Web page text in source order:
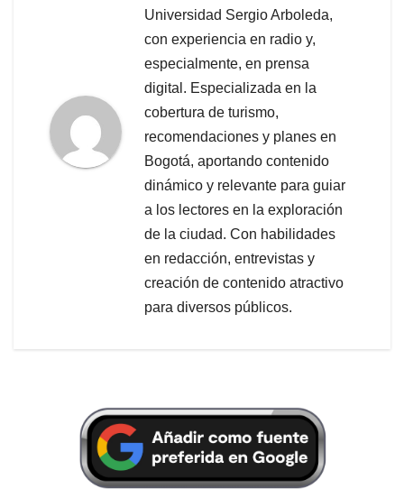
Universidad Sergio Arboleda,
con experiencia en radio y,
especialmente, en prensa
digital. Especializada en la
cobertura de turismo,
recomendaciones y planes en
Bogotá, aportando contenido
dinámico y relevante para guiar
a los lectores en la exploración
de la ciudad. Con habilidades
en redacción, entrevistas y
creación de contenido atractivo
para diversos públicos.